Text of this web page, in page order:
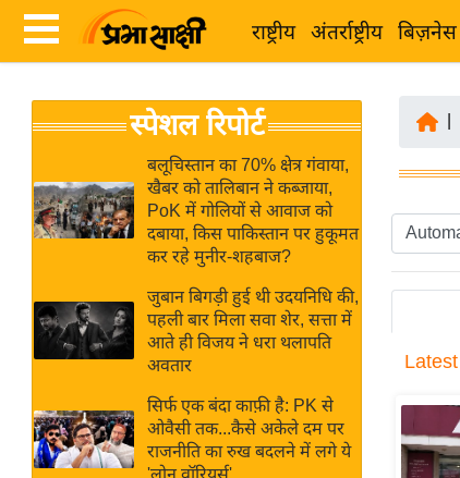
राष्ट्रीय अंतर्राष्ट्रीय बिज़नेस
News
Hindi
Hindi
Live
News in
Hindi
ब
र
अंतर्राष्ट्रीय
बिज़नेस
उद्योग
विशेषज्ञ
राय
स्पेशल रिपोर्ट
बलूचिस्तान का 70% क्षेत्र गंवाया,
खैबर को तालिबान ने कब्जाया,
PoK में गोलियों से आवाज को
दबाया, किस पाकिस्तान पर हुकूमत
कर रहे मुनीर-शहबाज?
जुबान बिगड़ी हुई थी उदयनिधि की,
पहली बार मिला सवा शेर, सत्ता में
आते ही विजय ने धरा थलापति
अवतार
सिर्फ एक बंदा काफ़ी है: PK से
ओवैसी तक...कैसे अकेले दम पर
राजनीति का रुख बदलने में लगे ये
'लोन वॉरियर्स'
Latest